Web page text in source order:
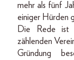
mehr als fünf
einiger Hürden
Die Rede ist
zählenden
Gründung